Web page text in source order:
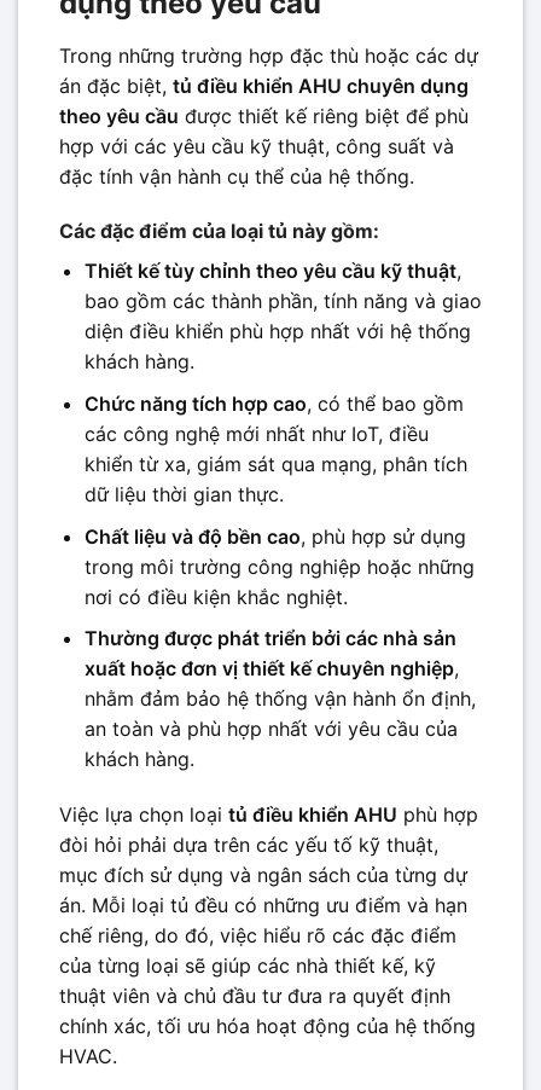
Trong những trường hợp đặc thù hoặc các dự
án đặc biệt, tủ điều khiển AHU chuyên dụng
theo yêu cầu được thiết kế riêng biệt để phù
hợp với các yêu cầu kỹ thuật, công suất và
đặc tính vận hành cụ thể của hệ thống.
Các đặc điểm của loại tủ này gồm:
Thiết kế tùy chỉnh theo yêu cầu kỹ thuật,
bao gồm các thành phần, tính năng và giao
diện điều khiển phù hợp nhất với hệ thống
khách hàng.
Chức năng tích hợp cao, có thể bao gồm
các công nghệ mới nhất như IoT, điều
khiển từ xa, giám sát qua mạng, phân tích
dữ liệu thời gian thực.
Chất liệu và độ bền cao, phù hợp sử dụng
trong môi trường công nghiệp hoặc những
nơi có điều kiện khắc nghiệt.
Thường được phát triển bởi các nhà sản
xuất hoặc đơn vị thiết kế chuyên nghiệp,
nhằm đảm bảo hệ thống vận hành ổn định,
an toàn và phù hợp nhất với yêu cầu của
khách hàng.
Việc lựa chọn loại tủ điều khiển AHU phù hợp
đòi hỏi phải dựa trên các yếu tố kỹ thuật,
mục đích sử dụng và ngân sách của từng dự
án. Mỗi loại tủ đều có những ưu điểm và hạn
chế riêng, do đó, việc hiểu rõ các đặc điểm
của từng loại sẽ giúp các nhà thiết kế, kỹ
thuật viên và chủ đầu tư đưa ra quyết định
chính xác, tối ưu hóa hoạt động của hệ thống
HVAC.